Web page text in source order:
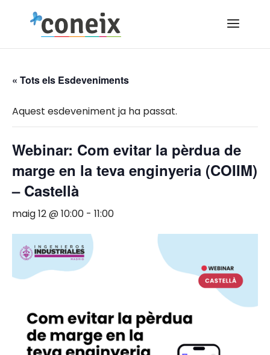
« Tots els Esdeveniments
Aquest esdeveniment ja ha passat.
Webinar: Com evitar la pèrdua de
marge en la teva enginyeria (COIIM)
– Castellà
maig 12 @ 10:00 - 11:00